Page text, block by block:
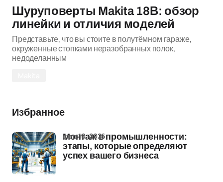
Шуруповерты Makita 18В: обзор
линейки и отличия моделей
Представьте, что вы стоите в полутёмном гараже,
окруженные стопками неразобранных полок,
недоделанным
Избранное
Монтаж в промышленности:
этапы, которые определяют
успех вашего бизнеса
фев 10, 2026